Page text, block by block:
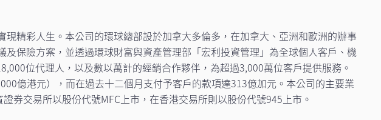
精彩人生。本公司的環球總部設於加拿大多倫多，在加拿大、亞洲和歐洲的辦事
保險方案，並透過環球財富與資產管理部「宏利投資管理」為全球個人客戶、機
位代理人，以及數以萬計的經銷合作夥伴，為超過3,000萬位客戶提供服務。
億港元），而在過去十二個月支付予客戶的款項達313億加元。本公司的主要業
券交易所以股份代號MFC上市，在香港交易所則以股份代號945上市。